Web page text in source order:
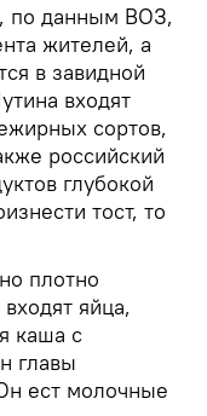
по данным ВОЗ,
жителей, а
в завидной
входят
сортов,
российский
глубокой
тост, то
плотно
яйца,
каша с
главы
ест молочные